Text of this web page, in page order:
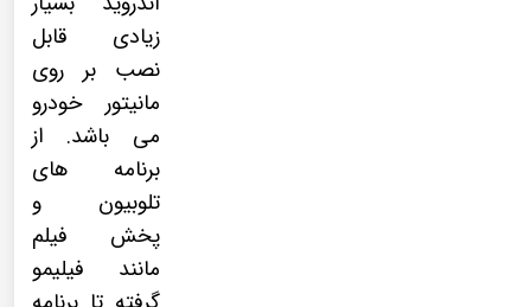
زیادی قابل
نصب بر روی
مانیتور خودرو
می باشد. از
برنامه های
تلوبیون و
پخش فیلم
مانند فیلیمو